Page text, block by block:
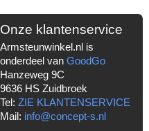
Onze klantenservice
Armsteunwinkel.nl is
onderdeel van GoodGo
Hanzeweg 9C
9636 HS Zuidbroek
Tel: ZIE KLANTENSERVICE
Mail: info@concept-s.nl